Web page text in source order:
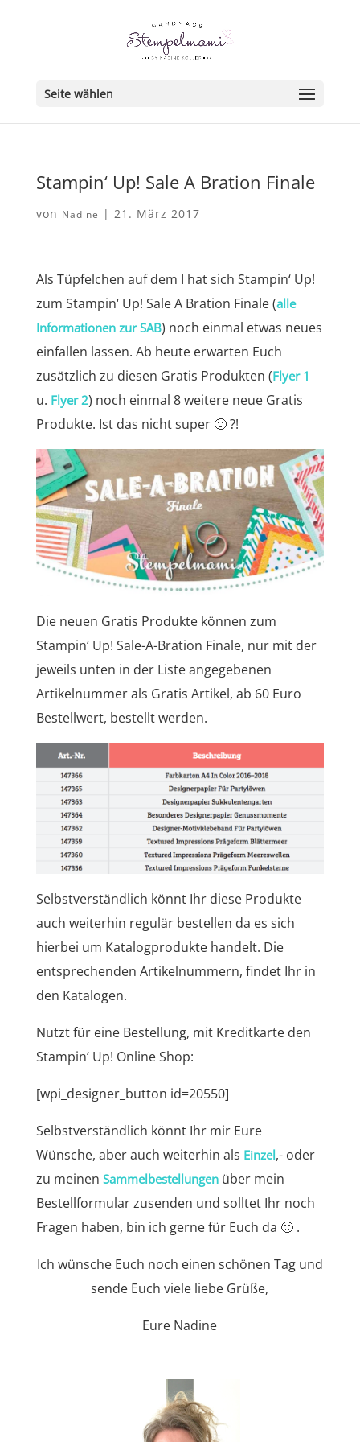
Seite wählen
Stampin‘ Up! Sale A Bration Finale
von Nadine | 21. März 2017
Als Tüpfelchen auf dem I hat sich Stampin‘ Up!
zum Stampin‘ Up! Sale A Bration Finale (alle
Informationen zur SAB) noch einmal etwas neues
einfallen lassen. Ab heute erwarten Euch
zusätzlich zu diesen Gratis Produkten (Flyer 1
u. Flyer 2) noch einmal 8 weitere neue Gratis
Produkte. Ist das nicht super 🙂 ?!
Die neuen Gratis Produkte können zum
Stampin‘ Up! Sale-A-Bration Finale, nur mit der
jeweils unten in der Liste angegebenen
Artikelnummer als Gratis Artikel, ab 60 Euro
Bestellwert, bestellt werden.
Selbstverständlich könnt Ihr diese Produkte
auch weiterhin regulär bestellen da es sich
hierbei um Katalogprodukte handelt. Die
entsprechenden Artikelnummern, findet Ihr in
den Katalogen.
Nutzt für eine Bestellung, mit Kreditkarte den
Stampin‘ Up! Online Shop:
[wpi_designer_button id=20550]
Selbstverständlich könnt Ihr mir Eure
Wünsche, aber auch weiterhin als Einzel,- oder
zu meinen Sammelbestellungenüber mein
Bestellformular zusenden und solltet Ihr noch
Fragen haben, bin ich gerne für Euch da 🙂 .
Ich wünsche Euch noch einen schönen Tag und
sende Euch viele liebe Grüße,
Eure Nadine